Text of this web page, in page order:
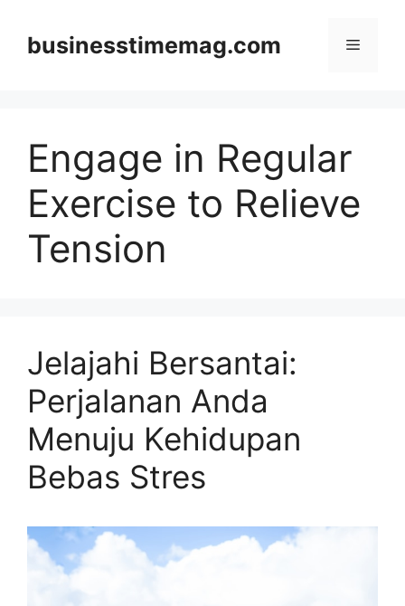
contentbusinesstimemag.com Menu
Engage in Regular
Exercise to Relieve
Tension
Jelajahi Bersantai:
Perjalanan Anda
Menuju Kehidupan
Bebas Stres